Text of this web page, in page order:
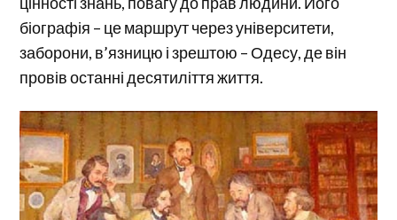
біографія – це маршрут через університети,
заборони, в’язницю і зрештою – Одесу, де він
провів останні десятиліття життя.